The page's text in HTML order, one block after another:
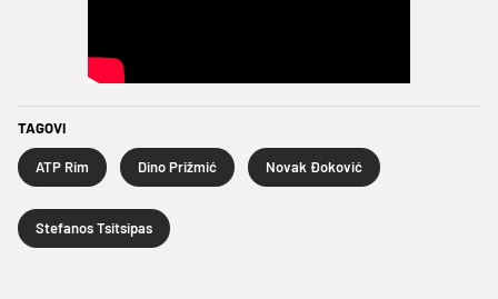
TAGOVI
ATP Rim Dino Prižmić Novak Đoković
Stefanos Tsitsipas